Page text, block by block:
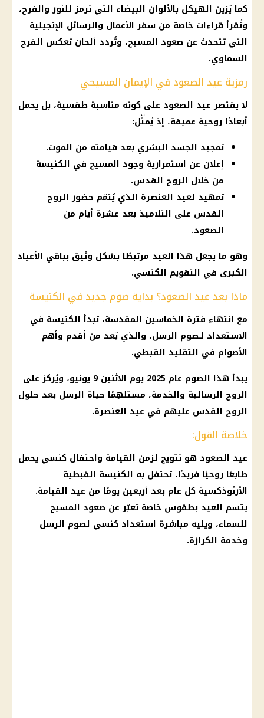
كما يُزين الهيكل بالألوان البيضاء التي ترمز للنور والفرح،
وتُقرأ قراءات خاصة من سفر الأعمال والرسائل الإنجيلية
التي تتحدث عن صعود المسيح، وتُردد ألحان تعكس الفرح
السماوي.
رمزية عيد الصعود في الإيمان المسيحي
لا يقتصر عيد الصعود على كونه مناسبة طقسية، بل يحمل
أبعادًا روحية عميقة، إذ يُمثّل:
تمجيد الجسد البشري بعد قيامته من الموت.
إعلان عن استمرارية وجود المسيح في الكنيسة
من خلال الروح القدس.
تمهيد لعيد العنصرة الذي يُتمّم حضور الروح
القدس على التلاميذ بعد عشرة أيام من
الصعود.
وهو ما يجعل هذا العيد مرتبطًا بشكل وثيق بباقي الأعياد
الكبرى في التقويم الكنسي.
ماذا بعد عيد الصعود؟ بداية صوم جديد في الكنيسة
مع انتهاء فترة الخماسين المقدسة، تبدأ الكنيسة في
الاستعداد لـصوم الرسل، والذي يُعد من أقدم وأهم
الأصوام في التقليد القبطي.
يبدأ هذا الصوم عام 2025
يوم الاثنين 9 يونيو، ويُركز على
الروح الرسالية والخدمة، مستلهِمًا حياة الرسل بعد حلول
الروح القدس عليهم في عيد العنصرة.
خلاصة القول:
عيد الصعود هو تتويج لزمن القيامة واحتفال كنسي يحمل
طابعًا روحيًا فريدًا، تحتفل به الكنيسة القبطية
الأرثوذكسية كل عام بعد أربعين يومًا من عيد القيامة.
يتسم العيد بطقوس خاصة تعبّر عن صعود المسيح
للسماء، ويليه مباشرة استعداد كنسي لصوم الرسل
وخدمة الكرازة.